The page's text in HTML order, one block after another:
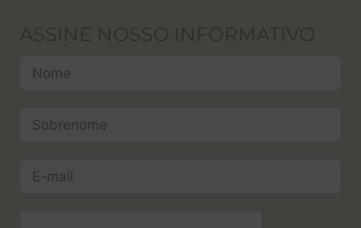
ASSINE NOSSO INFORMATIVO